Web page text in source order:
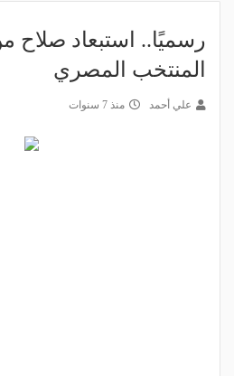
رسميًا.. استبعاد صلاح
المنتخب المصري
علي أحمد منذ 7 سنوات